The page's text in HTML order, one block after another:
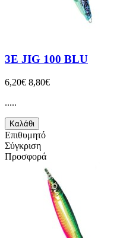
3E JIG 100 BLU
6,20€ 8,80€
.....
Καλάθι
Επιθυμητό
Σύγκριση
Προσφορά